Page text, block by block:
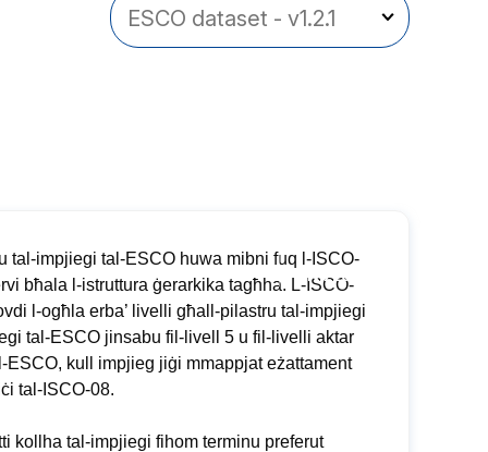
tal-impjiegi tal-ESCO huwa mibni fuq l-ISCO-
bħala l-istruttura ġerarkika tagħha. L-ISCO-
l-ogħla erba’ livelli għall-pilastru tal-impjiegi
tal-ESCO jinsabu fil-livell 5 u fil-livelli aktar
ESCO, kull impjieg jiġi mmappjat eżattament
tal-ISCO-08.
kollha tal-impjiegi fihom terminu preferut